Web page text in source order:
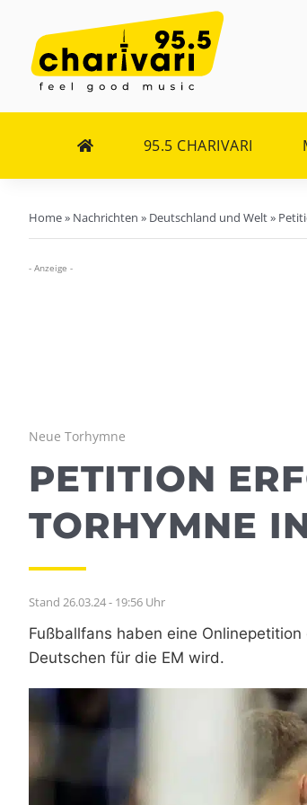
Inhalt
springen
95.5 CHARIVARI
Home» Nachrichten » Deutschland und Welt»
- Anzeige -
Neue Torhymne
PETITION
TORHYMNE
Stand 26.03.24 - 19:56 Uhr
Fußballfans haben eine
Deutschen für die EM wird.